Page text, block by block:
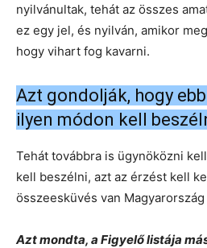
nyilvánultak, tehát az összes
ez egy jel, és nyilván, amikor
hogy vihart fog kavarni.
Azt gondolják, hogy
ilyen módon kell
Tehát továbbra is ügynöközni
kell beszélni, azt az érzést kell
összeesküvés van
Azt mondta, a Figyelő listája